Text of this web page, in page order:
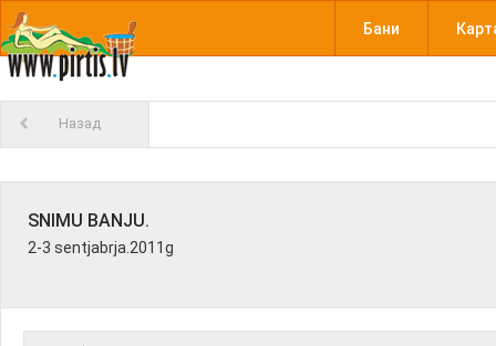
Бани
Назад
SNIMU BANJU.
2-3 sentjabrja.2011g